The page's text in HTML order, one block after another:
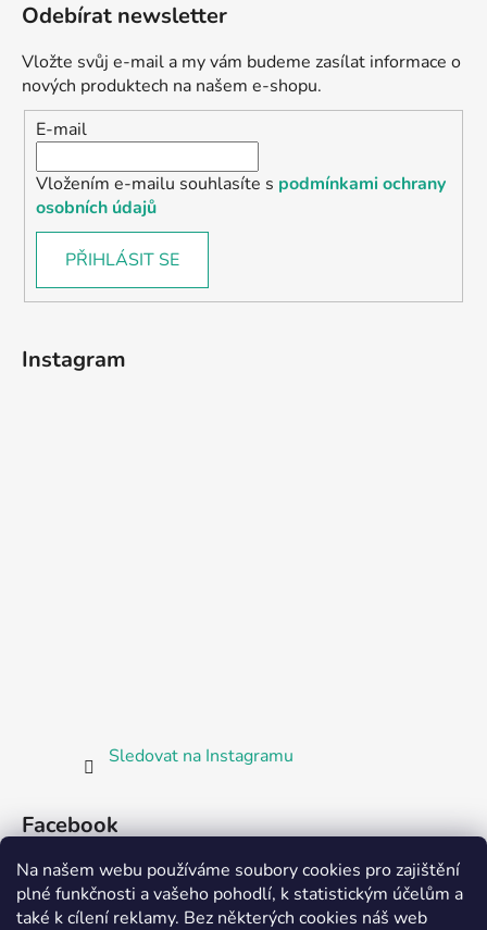
Na našem webu používáme soubory cookies pro zajištění
plné funkčnosti a vašeho pohodlí, k statistickým účelům a
také k cílení reklamy. Bez některých cookies náš web
Odebírat newsletter
Vložte svůj e-mail a my vám budeme zasílat informace o
nových produktech na našem e-shopu.
E-mail
Vložením e-mailu souhlasíte s podmínkami ochrany
osobních údajů
PŘIHLÁSIT SE
Instagram
Sledovat na Instagramu
Facebook